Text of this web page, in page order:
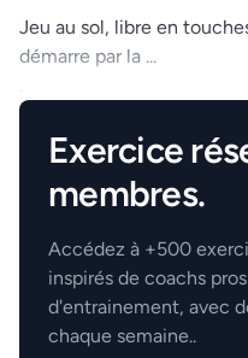
Jeu au sol, libre en
démarre par la ...
.
Exercice
membres.
Accédez à +500
inspirés de coachs
d'entrainement, avec
chaque semaine..